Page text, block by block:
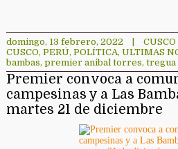
domingo, 13 febrero, 2022
CUSCO, PERÚ, POLÍTICA, ULTIMAS
bambas, premier anibal torres, tregua
Premier convoca a
campesinas y a Las
martes 21 de diciembre